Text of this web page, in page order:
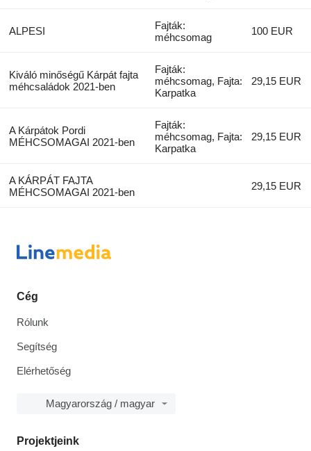
ALPESI
Fajták:
méhcsomag
100 EUR
Kiváló minőségű Kárpát fajta
méhcsaládok 2021-ben
Fajták:
méhcsomag, Fajta:
Karpatka
29,15 EUR
A Kárpátok Pordi
MÉHCSOMAGAI 2021-ben
Fajták:
méhcsomag, Fajta:
Karpatka
29,15 EUR
A KÁRPÁT FAJTA
MÉHCSOMAGAI 2021-ben
29,15 EUR
Cég
Rólunk
Segítség
Elérhetőség
Magyarország / magyar
Projektjeink